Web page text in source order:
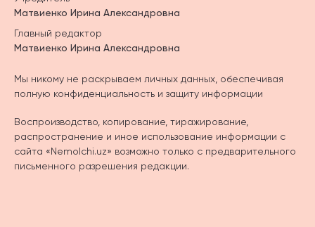
Матвиенко Ирина Александровна
Главный редактор
Матвиенко Ирина Александровна
Мы никому не раскрываем личных данных, обеспечивая
полную конфиденциальность и защиту информации
Воспроизводство, копирование, тиражирование,
распространение и иное использование информации с
сайта «Nemolchi.uz» возможно только с предварительного
письменного разрешения редакции.